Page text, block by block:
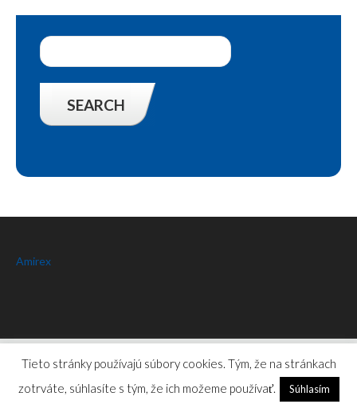
Amirex
Amirex© 2026. Privacy Policy
Tieto stránky používajú súbory cookies. Tým, že na stránkach
zotrváte, súhlasíte s tým, že ich možeme používať.
Súhlasím